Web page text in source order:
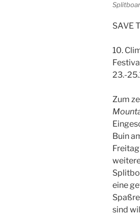
SAVE
10.
23.-
Zum
Buin
eine
sind